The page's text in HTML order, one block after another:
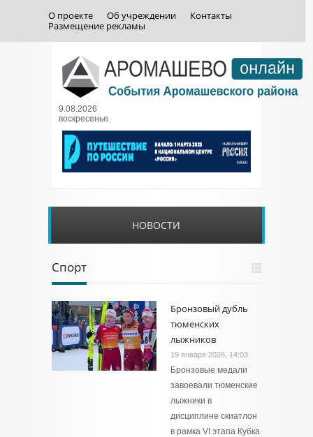
О проекте Об учреждении
Контакты
Размещение рекламы
9.08.2026
воскресенье
НОВОСТИ
Спорт
Бронзовый дубль
тюменских
лыжников
19 января 2026, 14:03
Бронзовые медали
завоевали тюменские
лыжники в
дисциплине скиатлон
в рамка VI этапа Кубка